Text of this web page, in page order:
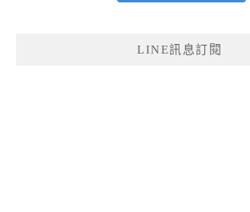
LINE訊息訂閱